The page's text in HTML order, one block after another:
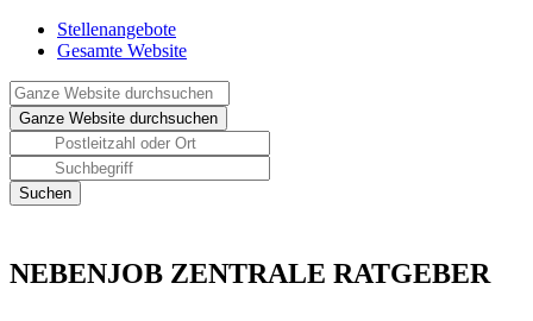
Stellenangebote
Gesamte Website
NEBENJOB ZENTRALE RATGEBER